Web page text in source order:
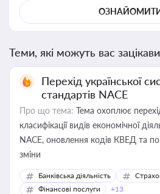
Теми, які можуть вас
Перехід української
стандартів NACE
Про що тема: Тема охоплює
класифікації видів економічної
NACE, оновлення кодів КВЕД та
зміни
Банківська діяльність
Фінансові послуги
+13